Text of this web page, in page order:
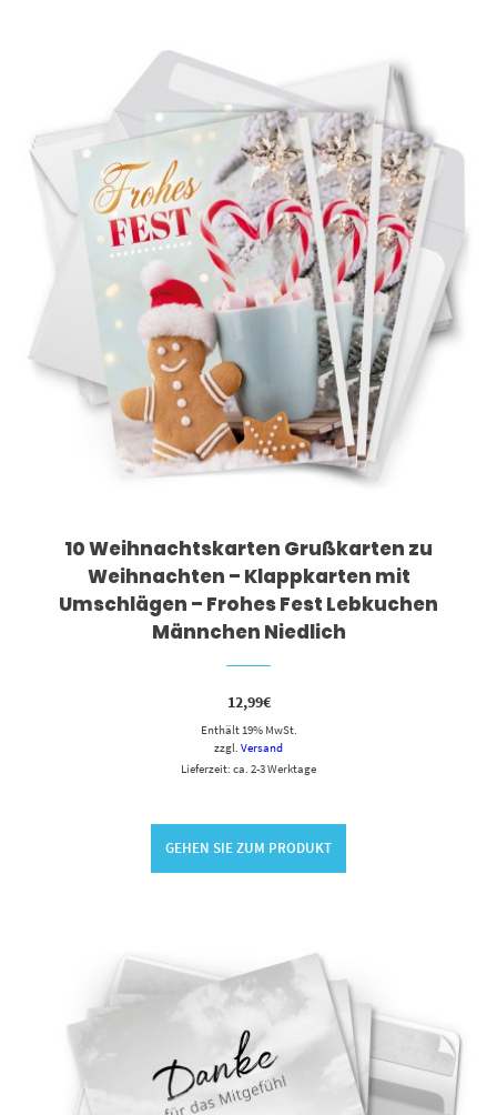
10 Weihnachtskarten Grußkarten zu
Weihnachten – Klappkarten mit
Umschlägen – Frohes Fest Lebkuchen
Männchen Niedlich
12,99€
Enthält 19% MwSt.
zzgl. Versand
Lieferzeit: ca. 2-3 Werktage
GEHEN SIE ZUM PRODUKT